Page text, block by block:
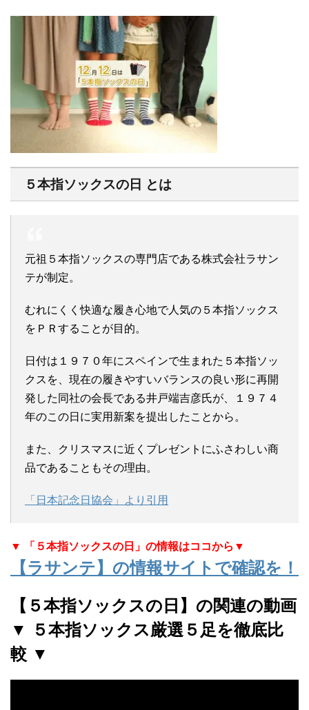
５本指ソックスの日 とは
元祖５本指ソックスの専門店である株式会社ラサン
テが制定。
むれにくく快適な履き心地で人気の５本指ソックス
をＰＲすることが目的。
日付は１９７０年にスペインで生まれた５本指ソッ
クスを、現在の履きやすいバランスの良い形に再開
発した同社の会長である井戸端吉彦氏が、１９７４
年のこの日に実用新案を提出したことから。
また、クリスマスに近くプレゼントにふさわしい商
品であることもその理由。
「日本記念日協会」より引用
▼ 「５本指ソックスの日」の情報はココから▼
【ラサンテ】の情報サイトで確認を！
【５本指ソックスの日】の関連の動画
▼ ５本指ソックス厳選５足を徹底比
較 ▼